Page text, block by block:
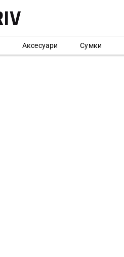
Аксесуари Сумки